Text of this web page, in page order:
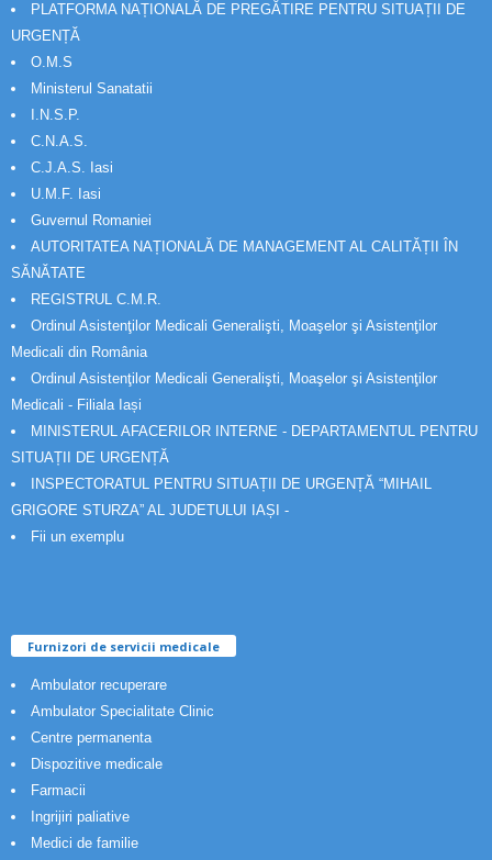
PLATFORMA NAȚIONALĂ DE PREGĂTIRE PENTRU SITUAȚII DE
URGENȚĂ
O.M.S
Ministerul Sanatatii
I.N.S.P.
C.N.A.S.
C.J.A.S. Iasi
U.M.F. Iasi
Guvernul Romaniei
AUTORITATEA NAȚIONALĂ DE MANAGEMENT AL CALITĂȚII ÎN
SĂNĂTATE
REGISTRUL C.M.R.
Ordinul Asistenţilor Medicali Generalişti, Moaşelor şi Asistenţilor
Medicali din România
Ordinul Asistenţilor Medicali Generalişti, Moaşelor şi Asistenţilor
Medicali - Filiala Iași
MINISTERUL AFACERILOR INTERNE - DEPARTAMENTUL PENTRU
SITUAȚII DE URGENȚĂ
INSPECTORATUL PENTRU SITUAȚII DE URGENȚĂ “MIHAIL
GRIGORE STURZA” AL JUDETULUI IAȘI -
Fii un exemplu
Furnizori de servicii medicale
Ambulator recuperare
Ambulator Specialitate Clinic
Centre permanenta
Dispozitive medicale
Farmacii
Ingrijiri paliative
Medici de familie